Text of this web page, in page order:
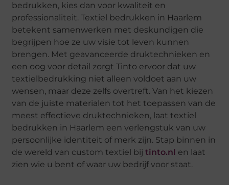
bedrukken, kies dan voor kwaliteit en
professionaliteit. Textiel bedrukken in Haarlem
betekent samenwerken met deskundigen die
begrijpen hoe ze uw visie tot leven kunnen
brengen. Met geavanceerde druktechnieken en
een oog voor detail zorgt Tinto ervoor dat uw
textielbedrukking niet alleen voldoet aan uw
wensen, maar deze zelfs overtreft. Van het kiezen
van de juiste materialen tot het toepassen van de
meest effectieve druktechnieken, laat textiel
bedrukken in Haarlem een verlengstuk van uw
persoonlijke identiteit of merk zijn. Stap binnen in
de wereld van custom textiel bijtinto.nl en laat
zien wie u bent of waar uw bedrijf voor staat.